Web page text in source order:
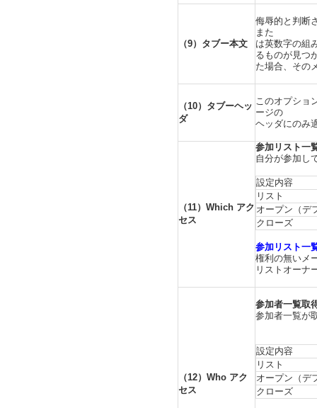
（9）タブー本文
侮辱的と判断
また
は英数字の組
るものが見つ
た場合、その
（10）タブーヘッ
ダ
このオプショ
ージの
ヘッダにのみ
（11）Which アク
セス
参加リスト一
自分が参加し
設定内容
リスト
オープン（デ
クローズ
参加リスト一
権利の無いメ
リストオーナ
（12）Who アク
セス
参加者一覧取
参加者一覧が
設定内容
リスト
オープン（デ
クローズ